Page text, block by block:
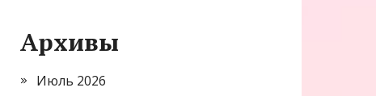
Архивы
Июль 2026